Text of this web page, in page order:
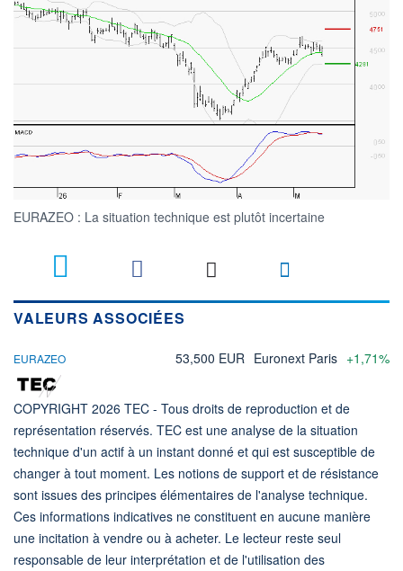
EURAZEO : La situation technique est plutôt incertaine
VALEURS ASSOCIÉES
EURAZEO 53,500 EUR Euronext Paris +1,71%
COPYRIGHT 2026 TEC - Tous droits de reproduction et de
représentation réservés. TEC est une analyse de la situation
technique d'un actif à un instant donné et qui est susceptible de
changer à tout moment. Les notions de support et de résistance
sont issues des principes élémentaires de l'analyse technique.
Ces informations indicatives ne constituent en aucune manière
une incitation à vendre ou à acheter. Le lecteur reste seul
responsable de leur interprétation et de l'utilisation des